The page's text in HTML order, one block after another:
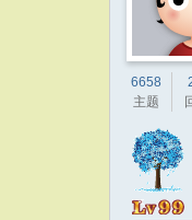
6658
主题